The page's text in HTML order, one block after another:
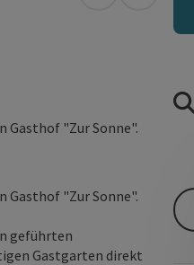
Gasthof "Zur Sonne".
Gasthof "Zur Sonne".
geführten
Gastgarten direkt